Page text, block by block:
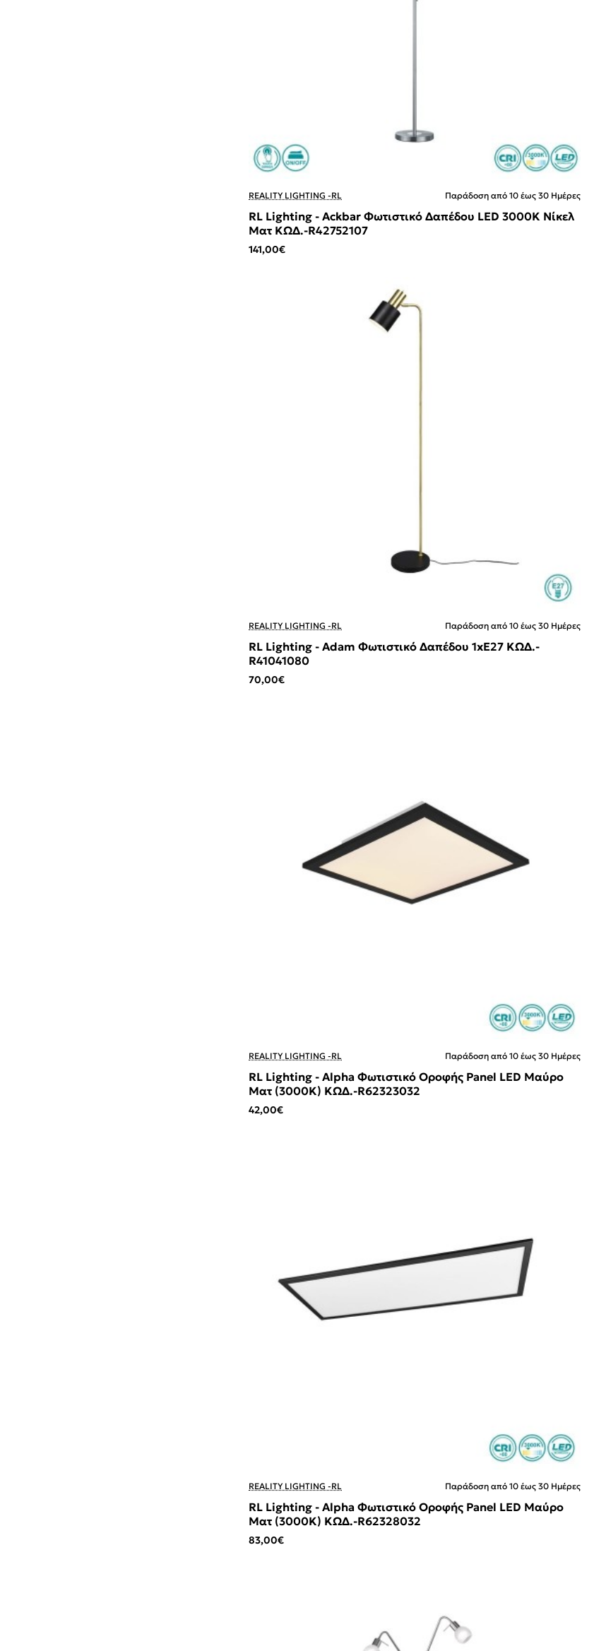
REALITY LIGHTING -RL Παράδοση από 10 έως 30 Ημέρες
RL Lighting - Ackbar Φωτιστικό Δαπέδου LED 3000K Νίκελ
Ματ ΚΩΔ.-R42752107
141,00€
REALITY LIGHTING -RL Παράδοση από 10 έως 30 Ημέρες
RL Lighting - Adam Φωτιστικό Δαπέδου 1xE27 ΚΩΔ.-
R41041080
70,00€
REALITY LIGHTING -RL Παράδοση από 10 έως 30 Ημέρες
RL Lighting - Alpha Φωτιστικό Οροφής Panel LED Μαύρο
Ματ (3000K) ΚΩΔ.-R62323032
42,00€
REALITY LIGHTING -RL Παράδοση από 10 έως 30 Ημέρες
RL Lighting - Alpha Φωτιστικό Οροφής Panel LED Μαύρο
Ματ (3000K) ΚΩΔ.-R62328032
83,00€